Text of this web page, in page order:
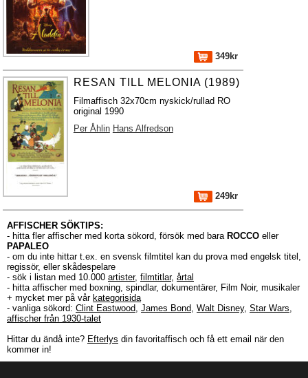
349kr
RESAN TILL MELONIA (1989)
Filmaffisch 32x70cm nyskick/rullad RO
original 1990
Per Åhlin Hans Alfredson
249kr
AFFISCHER SÖKTIPS:
- hitta fler affischer med korta sökord, försök med bara ROCCO eller
PAPALEO
- om du inte hittar t.ex. en svensk filmtitel kan du prova med engelsk titel,
regissör, eller skådespelare
- sök i listan med 10.000 artister, filmtitlar, årtal
- hitta affischer med boxning, spindlar, dokumentärer, Film Noir, musikaler
+ mycket mer på vår kategorisida
- vanliga sökord: Clint Eastwood, James Bond, Walt Disney, Star Wars,
affischer från 1930-talet
Hittar du ändå inte? Efterlys din favoritaffisch och få ett email när den
kommer in!